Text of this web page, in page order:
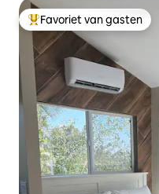
Topfavoriet van gasten
Favoriet van gasten